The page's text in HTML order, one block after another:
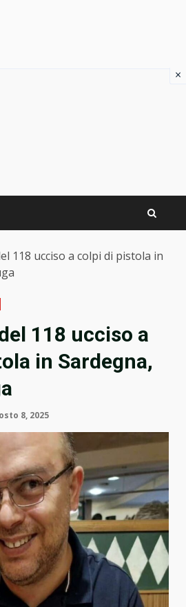
118 ucciso a colpi di pistola in
118 ucciso a
in Sardegna,
8, 2025
×